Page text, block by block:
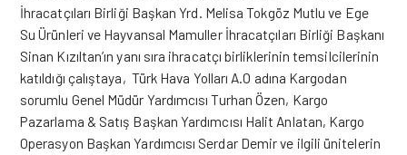
İhracatçıları Birliği Başkan Yrd. Melisa Tokgöz Mutlu ve Ege
Su Ürünleri ve Hayvansal Mamuller İhracatçıları Birliği Başkanı
Sinan Kızıltan’ın yanı sıra ihracatçı birliklerinin temsilcilerinin
katıldığı çalıştaya, Türk Hava Yolları A.O adına Kargodan
sorumlu Genel Müdür Yardımcısı Turhan Özen, Kargo
Pazarlama & Satış Başkan Yardımcısı Halit Anlatan, Kargo
Operasyon Başkan Yardımcısı Serdar Demir ve ilgili ünitelerin